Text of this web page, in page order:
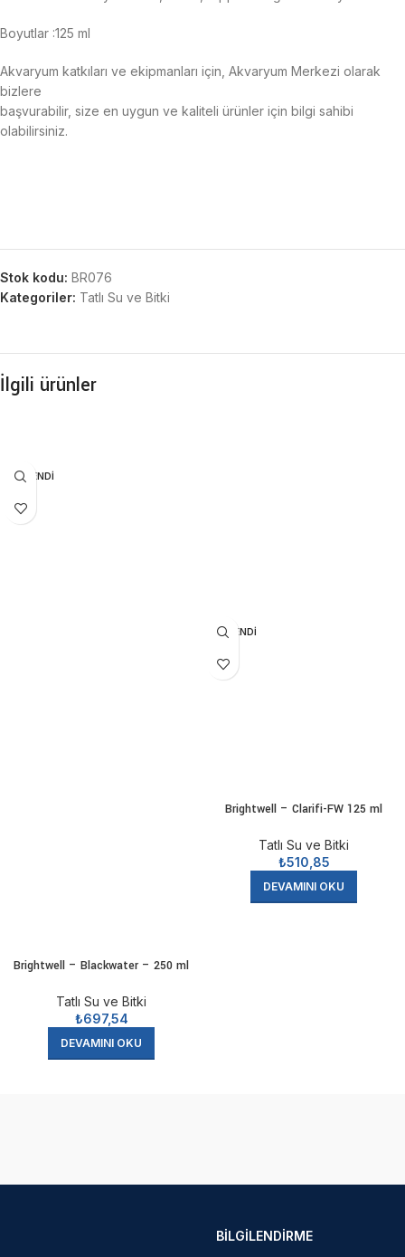
Boyutlar :125 ml
Akvaryum katkıları ve ekipmanları için, Akvaryum Merkezi olarak
bizlere
başvurabilir, size en uygun ve kaliteli ürünler için bilgi sahibi
olabilirsiniz.
Stok kodu: BR076
Kategoriler: Tatlı Su ve Bitki
İlgili ürünler
TÜKENDI
Brightwell – Blackwater – 250 ml
Tatlı Su ve Bitki
₺697,54
DEVAMINI OKU
TÜKENDI
Brightwell – Clarifi-FW 125 ml
Tatlı Su ve Bitki
₺510,85
DEVAMINI OKU
BILGILENDIRME